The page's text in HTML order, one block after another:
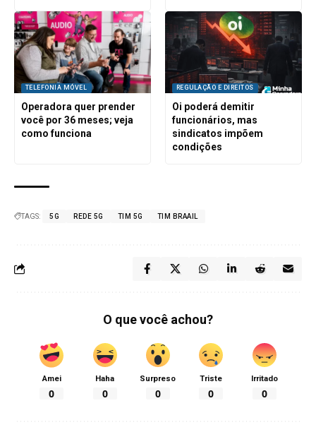
TELEFONIA MÓVEL
Operadora quer prender
você por 36 meses; veja
como funciona
REGULAÇÃO E DIREITOS
Oi poderá demitir
funcionários, mas
sindicatos impõem
condições
TAGS: 5G REDE 5G TIM 5G TIM BRAAIL
O que você achou?
Amei
0
Haha
0
Surpreso
0
Triste
0
Irritado
0